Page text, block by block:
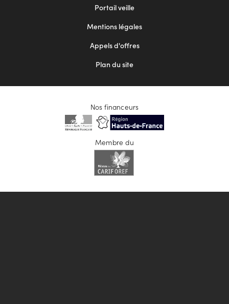
Portail veille
Mentions légales
Appels d'offres
Plan du site
Nos financeurs
Membre du